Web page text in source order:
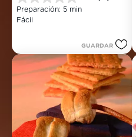
0.0
de
5
Preparación: 5 min
Fácil
GUARDAR